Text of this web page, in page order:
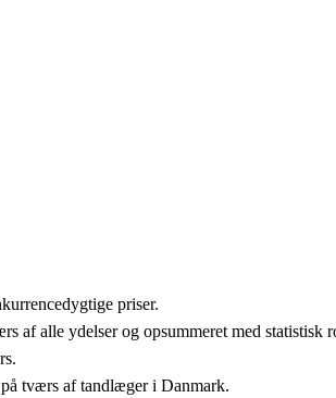
priser.
af alle ydelser og opsummeret med
tværs af tandlæger i Danmark.